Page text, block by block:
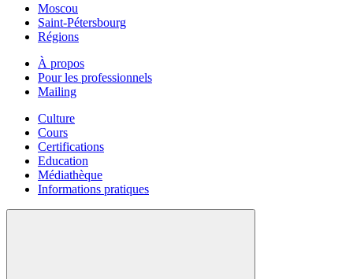
Moscou
Saint-Pétersbourg
Régions
À propos
Pour les professionnels
Mailing
Culture
Cours
Certifications
Education
Médiathèque
Informations pratiques